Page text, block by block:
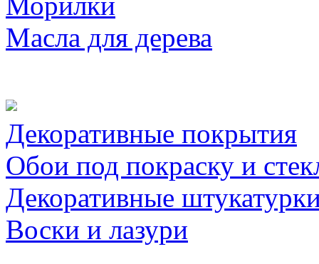
Масла для дерева
Декоративные покрытия
Обои под покраску и
Декоративные
Воски и лазури